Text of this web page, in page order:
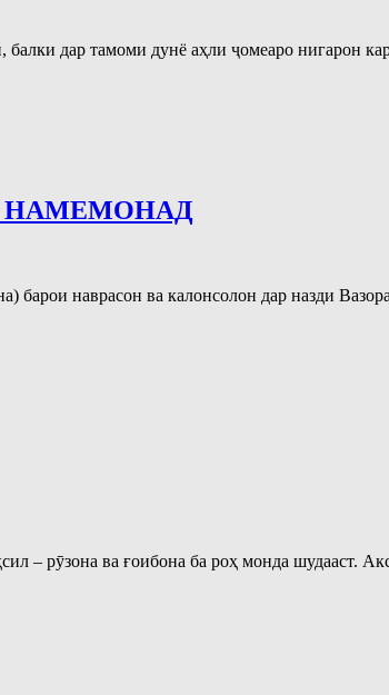
дар тамоми дунё аҳли ҷомеаро нигарон
НАМЕМОНАД
барои наврасон ва калонсолон дар назди
– рӯзона ва ғоибона ба роҳ монда шудааст.